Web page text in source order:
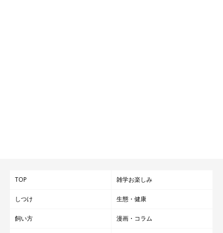
TOP 雑学お楽しみ
しつけ 生態・健康
飼い方 漫画・コラム